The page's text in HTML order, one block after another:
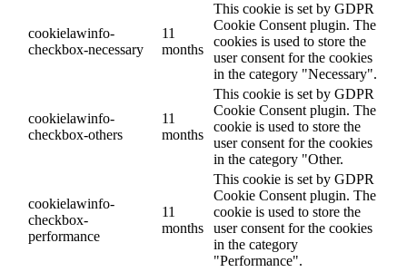
cookielawinfo-
checkbox-necessary
11
months
This cookie is set by GDPR
Cookie Consent plugin. The
cookies is used to store the
user consent for the cookies
in the category "Necessary".
cookielawinfo-
checkbox-others
11
months
This cookie is set by GDPR
Cookie Consent plugin. The
cookie is used to store the
user consent for the cookies
in the category "Other.
cookielawinfo-
checkbox-
performance
11
months
This cookie is set by GDPR
Cookie Consent plugin. The
cookie is used to store the
user consent for the cookies
in the category
"Performance".